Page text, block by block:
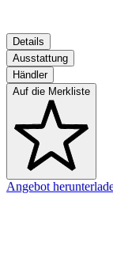
Details
Ausstattung
Händler
Auf die Merkliste
Angebot